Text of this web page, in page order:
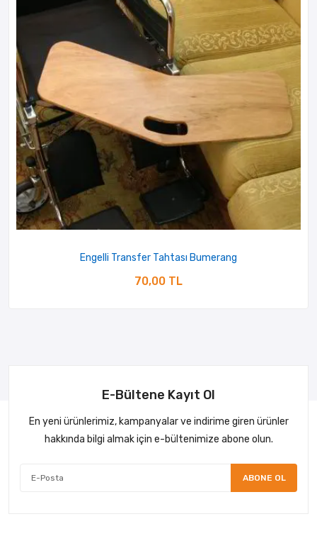
Engelli Transfer Tahtası Bumerang
70,00 TL
E-Bültene Kayıt Ol
En yeni ürünlerimiz, kampanyalar ve indirime giren ürünler
hakkında bilgi almak için e-bültenimize abone olun.
ABONE OL